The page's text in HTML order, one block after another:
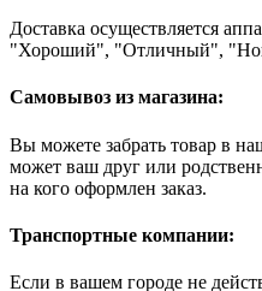
Доставка осуществляется
"Хороший", "Отличный",
Самовывоз из магазина:
Вы можете забрать товар в
может ваш друг или
на кого оформлен заказ.
Транспортные компании:
Если в вашем городе не